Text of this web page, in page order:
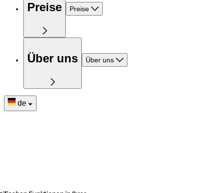
Preise Preise
Über uns Über uns
de